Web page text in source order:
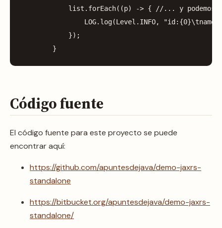
list . forEach((p) -> {
//... y podemos
LOG. log(Level . INFO,
});
}
Código fuente
El código fuente para este proyecto se puede
encontrar aquí:
https://github.com/apuntesdejava/demo-jaxrs-
standalone
https://bitbucket.org/apuntesdejava/demo-jaxrs-
standalone/